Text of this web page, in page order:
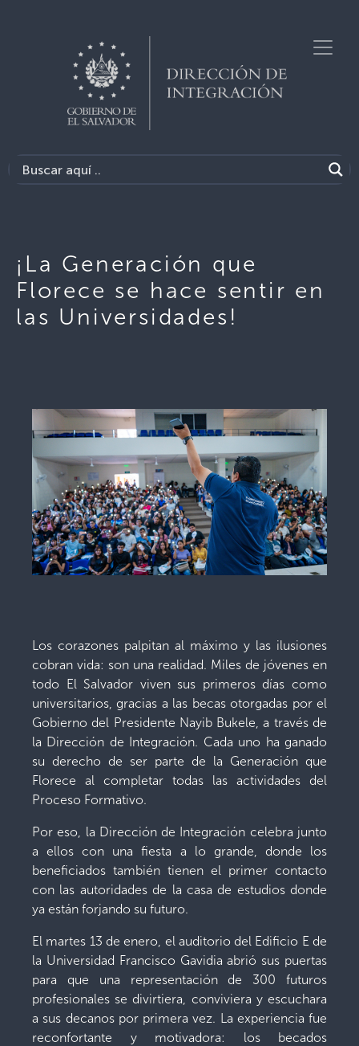
¡La Generación que
Florece se hace sentir en
las Universidades!
Los corazones palpitan al máximo y las ilusiones
cobran vida: son una realidad. Miles de jóvenes en
todo El Salvador viven sus primeros días como
universitarios, gracias a las becas otorgadas por el
Gobierno del Presidente Nayib Bukele, a través de
la Dirección de Integración. Cada uno ha ganado
su derecho de ser parte de la Generación que
Florece al completar todas las actividades del
Proceso Formativo.
Por eso, la Dirección de Integración celebra junto
a ellos con una fiesta a lo grande, donde los
beneficiados también tienen el primer contacto
con las autoridades de la casa de estudios donde
ya están forjando su futuro.
El martes 13 de enero, el auditorio del Edificio E de
la Universidad Francisco Gavidia abrió sus puertas
para que una representación de 300 futuros
profesionales se divirtiera, conviviera y escuchara
a sus decanos por primera vez. La experiencia fue
reconfortante y motivadora: los becados